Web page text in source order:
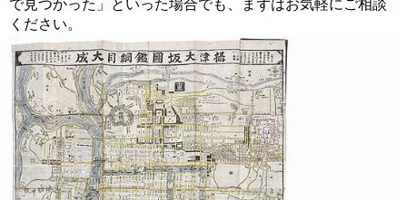
で見つかった」といった場合でも、まずはお気軽にご相談
ください。